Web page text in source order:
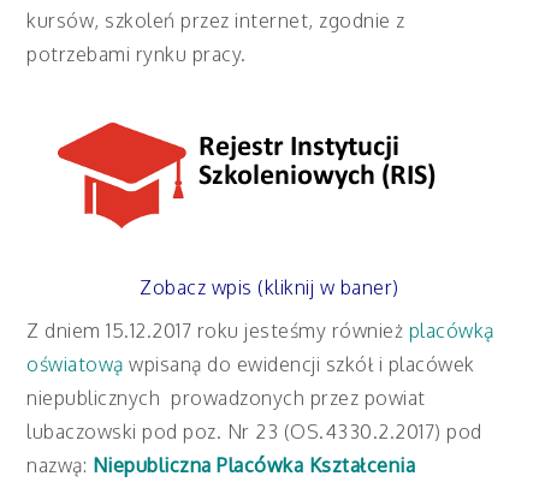
kursów, szkoleń przez internet, zgodnie z
potrzebami rynku pracy.
Zobacz wpis (kliknij w baner)
Z dniem 15.12.2017 roku jesteśmy również placówką
oświatową wpisaną do ewidencji szkół i placówek
niepublicznych prowadzonych przez powiat
lubaczowski pod poz. Nr 23 (OS.4330.2.2017) pod
nazwą: Niepubliczna Placówka Kształcenia